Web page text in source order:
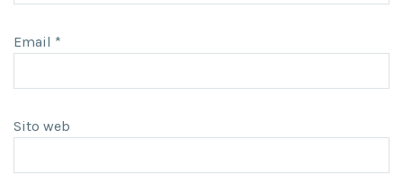
Email *
Sito web